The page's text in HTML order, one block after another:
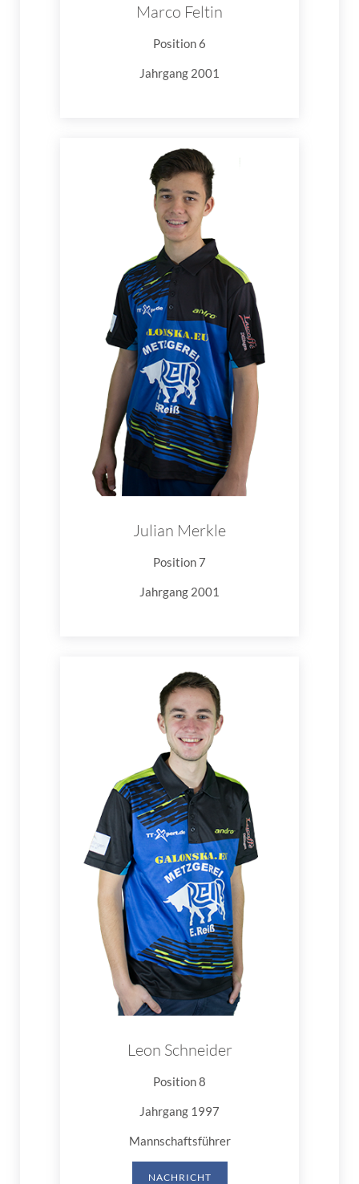
Marco Feltin
Position 6
Jahrgang 2001
Julian Merkle
Position 7
Jahrgang 2001
Leon Schneider
Position 8
Jahrgang 1997
Mannschaftsführer
NACHRICHT